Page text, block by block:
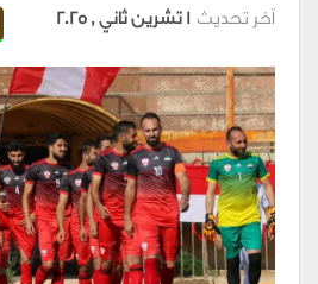
آخر تحديث1 تشرين ثاني , 2025